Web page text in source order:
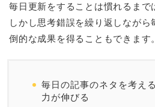
毎日更新をすることは慣れるまで
しかし思考錯誤を繰り返しなが
倒的な成果を得ることもできます。
毎日の記事のネタを考え
力が伸びる